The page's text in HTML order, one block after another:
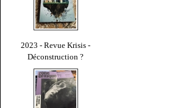
2023 - Revue Krisis -
Déconstruction ?